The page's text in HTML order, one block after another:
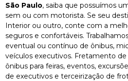
São Paulo, saiba que possuímos
sem ou com motorista. Se seu
Interior ou outro, conte com a
seguros e confortáveis.
eventual ou contínuo de ônibus,
veículos executivos. Fretamento
ônibus para feiras, eventos,
de executivos e terceirização de